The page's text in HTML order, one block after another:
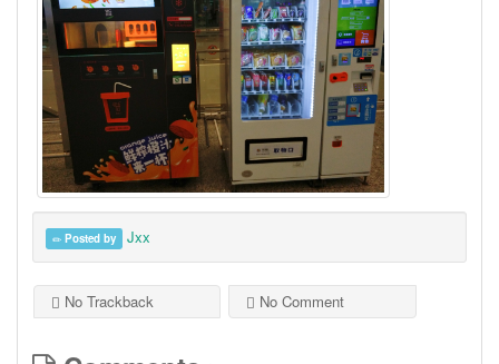
Posted by Jxx
No Trackback No Comment